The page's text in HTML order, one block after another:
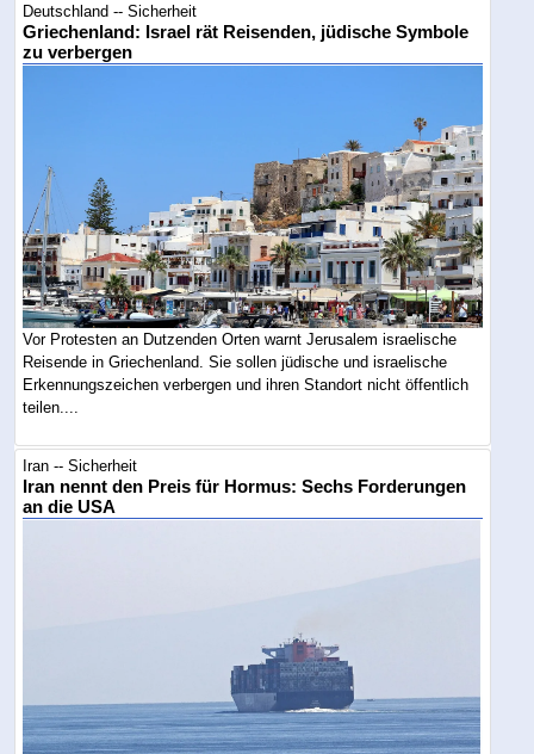
Deutschland -- Sicherheit
Griechenland: Israel rät Reisenden, jüdische Symbole
zu verbergen
Vor Protesten an Dutzenden Orten warnt Jerusalem israelische
Reisende in Griechenland. Sie sollen jüdische und israelische
Erkennungszeichen verbergen und ihren Standort nicht öffentlich
teilen....
Iran -- Sicherheit
Iran nennt den Preis für Hormus: Sechs Forderungen
an die USA